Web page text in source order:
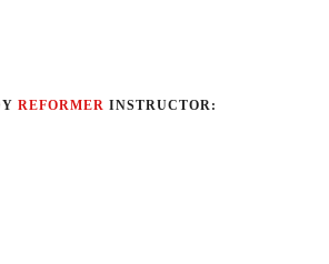
REFORMER INSTRUCTOR: